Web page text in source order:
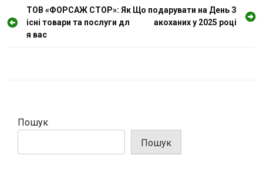
Н
а
ТОВ «ФОРСАЖ СТОР»: Як
існі товари та послуги дл
я вас
Що подарувати на День З
акоханих у 2025 році
Пошук
Пошук